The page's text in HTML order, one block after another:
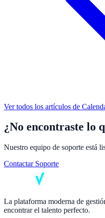
Ver todos los artículos de
¿No encontraste lo
Nuestro equipo de soporte está
Contactar Soporte
La plataforma moderna de
encontrar el talento perfecto.